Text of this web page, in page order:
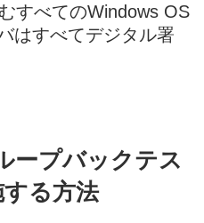
すべてのWindows OS
はすべてデジタル署
ープバックテス
する方法